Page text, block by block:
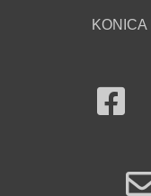
KONICA